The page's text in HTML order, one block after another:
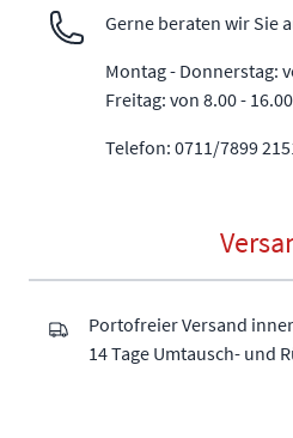
Gerne beraten wir Sie
Montag - Donnerstag:
Freitag: von 8.00 -
Telefon: 0711/7899
Portofreier Versand
14 Tage Umtausch- und